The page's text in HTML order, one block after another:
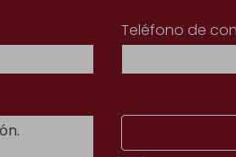
Teléfono de